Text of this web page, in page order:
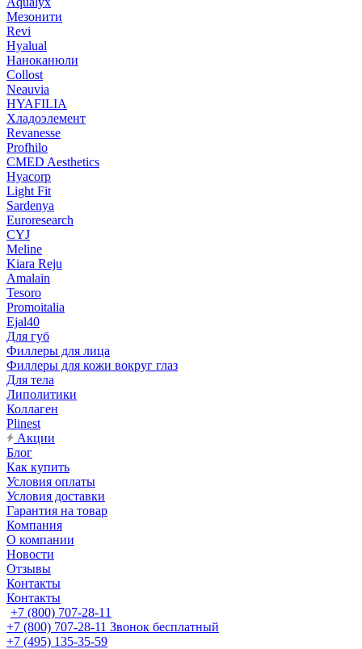
Мезонити
Revi
Hyalual
Наноканюли
Collost
Neauvia
HYAFILIA
Хладоэлемент
Revanesse
Profhilo
CMED Aesthetics
Hyacorp
Light Fit
Sardenya
Euroresearch
CYJ
Meline
Kiara Reju
Amalain
Tesoro
Promoitalia
Ejal40
Для губ
Филлеры для лица
Филлеры для кожи вокруг глаз
Для тела
Липолитики
Коллаген
Plinest
Акции
Блог
Как купить
Условия оплаты
Условия доставки
Гарантия на товар
Компания
О компании
Новости
Отзывы
Контакты
Контакты
+7 (800) 707-28-11
+7 (800) 707-28-11 Звонок бесплатный
+7 (495) 135-35-59